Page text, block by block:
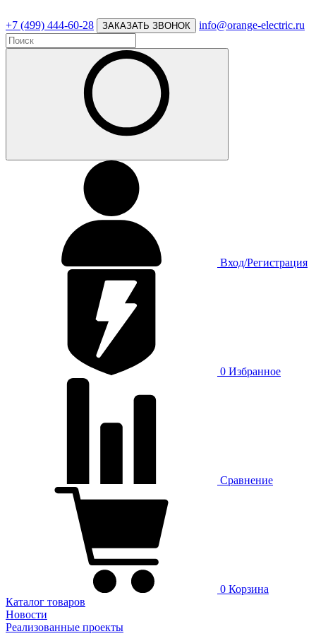
+7 (499) 444-60-28 ЗАКАЗАТЬ ЗВОНОК info@orange-electric.ru
Вход/Регистрация
0 Избранное
Сравнение
0 Корзина
Каталог товаров
Новости
Реализованные проекты